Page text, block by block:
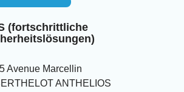
(fortschrittliche
Avenue Marcellin
ANTHELIOS